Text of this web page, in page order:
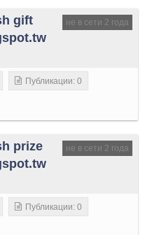
не в сети 2 года
gift
Публикации: 0
не в сети 2 года
prize
Публикации: 0